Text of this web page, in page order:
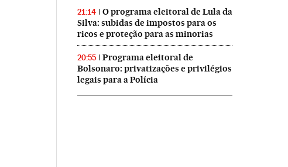
21:14
O programa eleitoral de Lula da
Silva: subidas de impostos para os
ricos e proteção para as minorias
20:55
Programa eleitoral de
Bolsonaro: privatizações e privilégios
legais para a Polícia